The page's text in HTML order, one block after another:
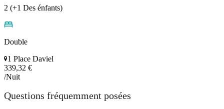
2 (+1 Des énfants)
Double
1 Place Daviel
339,32 €
/Nuit
Questions fréquemment posées